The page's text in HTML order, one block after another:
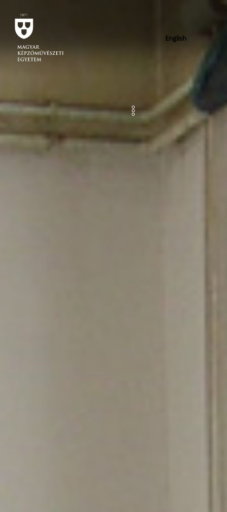
English